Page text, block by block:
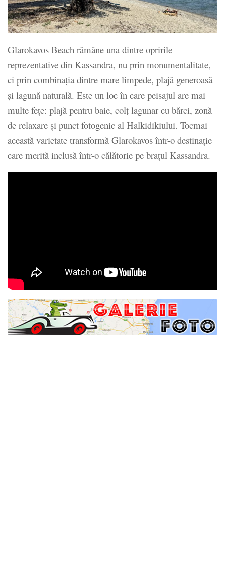
Glarokavos Beach rămâne una dintre opririle
reprezentative din Kassandra, nu prin monumentalitate,
ci prin combinația dintre mare limpede, plajă generoasă
și lagună naturală. Este un loc în care peisajul are mai
multe fețe: plajă pentru baie, colț lagunar cu bărci, zonă
de relaxare și punct fotogenic al Halkidikiului. Tocmai
această varietate transformă Glarokavos într-o destinație
care merită inclusă într-o călătorie pe brațul Kassandra.